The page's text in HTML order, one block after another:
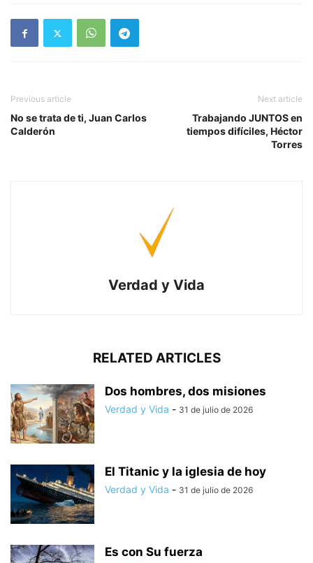
Previous article
No se trata de ti, Juan Carlos
Calderón
Next article
Trabajando JUNTOS en
tiempos difíciles, Héctor
Torres
Verdad y Vida
RELATED ARTICLES
Dos hombres, dos misiones
Verdad y Vida - 31 de julio de 2026
El Titanic y la iglesia de hoy
Verdad y Vida - 31 de julio de 2026
Es con Su fuerza